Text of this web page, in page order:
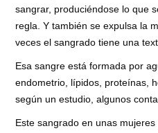
sangrar, produciéndose lo que
regla. Y también se expulsa la
veces el sangrado tiene una
Esa sangre está formada por
endometrio, lípidos, proteínas,
según un estudio, algunos
Este sangrado en unas